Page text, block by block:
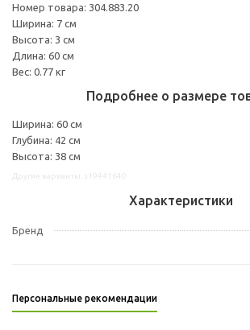
Номер товара: 304.883.20
Ширина: 7 см
Высота: 3 см
Длина: 60 см
Вес: 0.77 кг
Подробнее о размере
Ширина: 60 см
Глубина: 42 см
Высота: 38 см
Характеристики
Бренд
Персональные рекомендации